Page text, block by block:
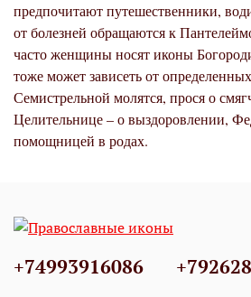
предпочитают путешественники,
от болезней обращаются к
часто женщины носят иконы
тоже может зависеть от
Семистрельной молятся, прося о
Целительнице – о выздоровлении,
помощницей в родах.
+74993916086